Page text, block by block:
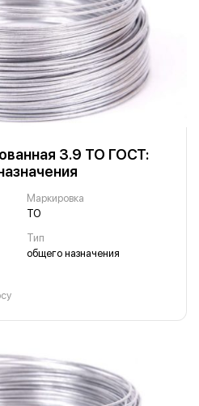
3.9 ТО ГОСТ:
Маркировка
ТО
Тип
общего назначения